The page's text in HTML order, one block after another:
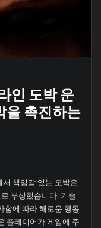
인 도박 운
을 촉진하는
책임감 있는 도박은
부상했습니다. 기술
함에 따라 해로운 행동
플레이어가 게임에 주